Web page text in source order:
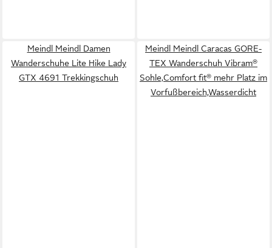
Meindl Meindl Damen
Wanderschuhe Lite Hike Lady
GTX 4691 Trekkingschuh
Meindl Meindl Caracas GORE-
TEX Wanderschuh Vibram®
Sohle,Comfort fit® mehr Platz im
Vorfußbereich,Wasserdicht